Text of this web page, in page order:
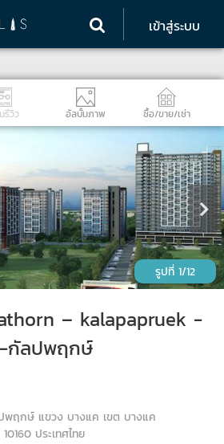
เข้าสู่ระบบ
รีวิว อัลบั้มภาพ ซื้อ/ขาย/เช่า
1/12
– kalapapruek -
กัลปพฤกษ์
ฤกษ์ แขวง บางแค เขต บางแค
ประเทศไทย